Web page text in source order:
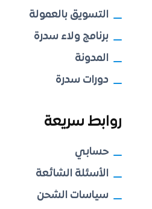
التسويق بالعمولة
برنامج ولاء سدرة
المدونة
دورات سدرة
روابط سريعة
حسابي
الأسئلة الشائعة
سياسات الشحن